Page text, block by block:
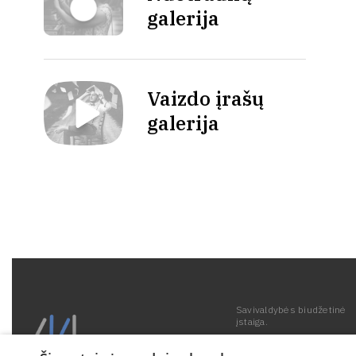
galerija
Vaizdo įrašų
galerija
Savivaldybės biudžetinė
įstaiga.
Kodas 190287259.